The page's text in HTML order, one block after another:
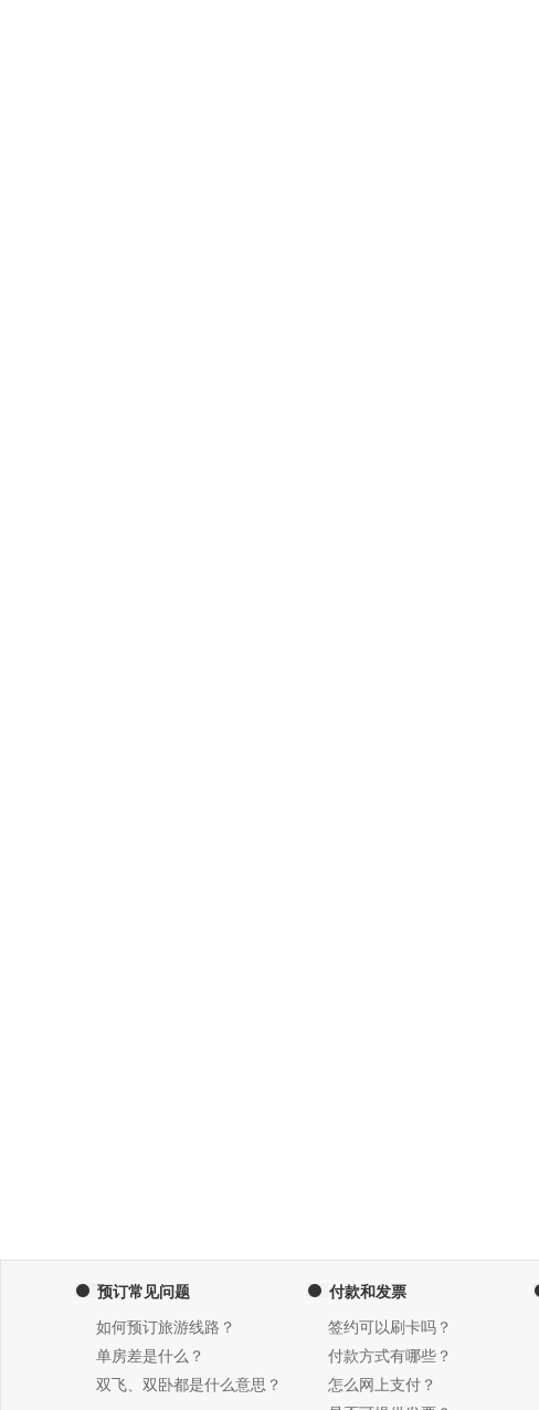
预订常见问题
如何预订旅游线路？
单房差是什么？
双飞、双卧都是什么意思？
付款和发票
签约可以刷卡吗？
付款方式有哪些？
怎么网上支付？